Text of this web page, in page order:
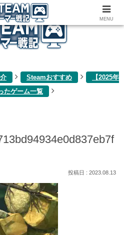
連雑記ブログ
Steamおすすめ
【2025年
たゲーム一覧
2023.08.13
MENU